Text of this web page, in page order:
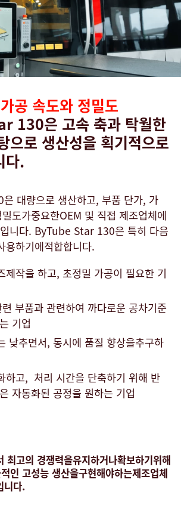
공 속도와 정밀도
130은 고속 축과 탁월한
으로 생산성을 획기적으로
다.
대량으로 생산하고, 부품 단가, 가
도가중요한OEM 및 직접 제조업체에
니다. ByTube Star 130은 특히 다음
용하기에적합합니다.
제작을 하고, 초정밀 가공이 필요한 기
부품과 관련하여 까다로운 공차기준
기업
낮추면서, 동시에 품질 향상을추구하
하고, 처리 시간을 단축하기 위해 반
자동화된 공정을 원하는 기업
최고의 경쟁력을유지하거나확보하기위해
인 고성능 생산을구현해야하는제조업체
니다.